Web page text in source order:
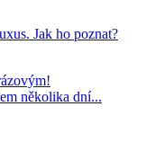
Jak ho poznat?
několika dní...